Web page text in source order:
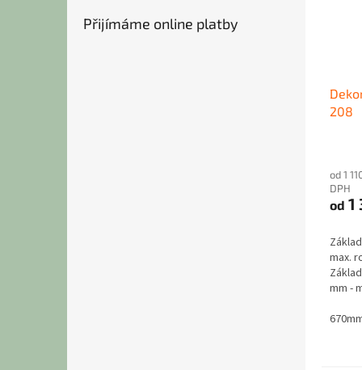
Přijímáme online platby
208
od 1
DPH
od 1
max.
mm -
MDF